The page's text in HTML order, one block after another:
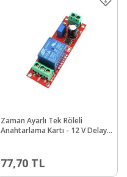
Zaman Ayarlı Tek Röleli
Anahtarlama Kartı - 12 V Delay-
77,70 TL